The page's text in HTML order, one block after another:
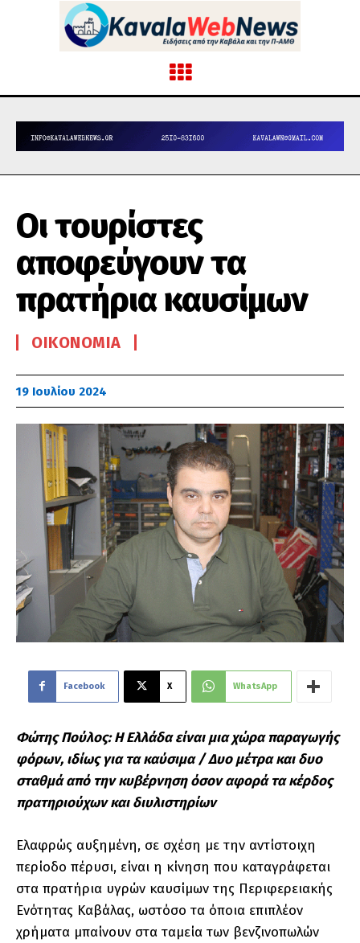
Οι τουρίστες
αποφεύγουν τα
πρατήρια καυσίμων
ΟΙΚΟΝΟΜΊΑ
19 Ιουλίου 2024
Facebook X WhatsApp
Φώτης Πούλος: Η Ελλάδα είναι μια χώρα παραγωγής
φόρων, ιδίως για τα καύσιμα / Δυο μέτρα και δυο
σταθμά από την κυβέρνηση όσον αφορά τα κέρδος
πρατηριούχων και διυλιστηρίων
Ελαφρώς αυξημένη, σε σχέση με την αντίστοιχη
περίοδο πέρυσι, είναι η κίνηση που καταγράφεται
στα πρατήρια υγρών καυσίμων της Περιφερειακής
Ενότητας Καβάλας, ωστόσο τα όποια επιπλέον
χρήματα μπαίνουν στα ταμεία των βενζινοπωλών